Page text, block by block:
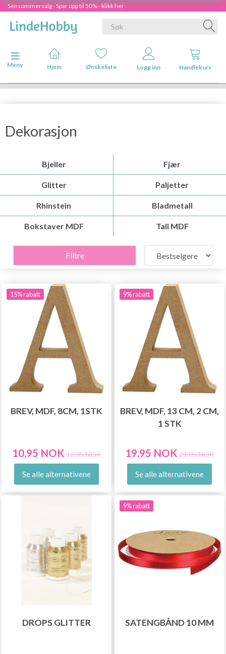
Sensommersalg - Spar opp til 50% - klikk her
Veksle navigasjon
Meny
Hjem Ønskeliste Logg inn Handlekurv
Dekorasjon
Bjeller Fjær
Glitter Paljetter
Rhinstein Bladmetall
Bokstaver MDF Tall MDF
Filtre
15% rabatt
BREV, MDF, 8CM, 1STK
10,95 NOK 12,95 NOK
Se alle alternativene
9% rabatt
BREV, MDF, 13 CM, 2 CM,
1 STK
19,95 NOK 21,95 NOK
Se alle alternativene
DROPS GLITTER
9% rabatt
SATENGBÅND 10 MM